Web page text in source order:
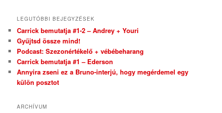
LEGUTÓBBI BEJEGYZÉSEK
Carrick bemutatja #1-2 – Andrey + Youri
Gyűjtsd össze mind!
Podcast: Szezonértékelő + vébébeharang
Carrick bemutatja #1 – Ederson
Annyira zseni ez a Bruno-interjú, hogy megérdemel egy
külön posztot
ARCHÍVUM